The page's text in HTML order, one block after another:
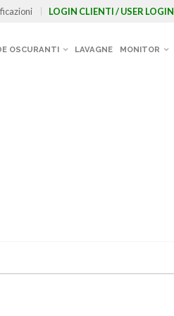
LOGIN CLIENTI / USER LOGIN
OSCURANTI LAVAGNE MONITOR